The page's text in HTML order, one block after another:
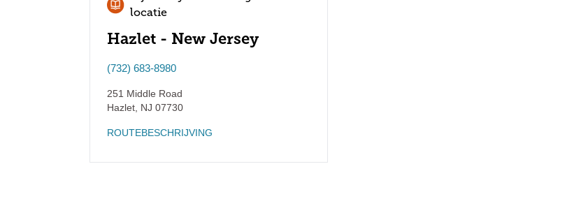
locatie
Hazlet - New Jersey
(732) 683-8980
251 Middle Road
Hazlet NJ 07730
ROUTEBESCHRIJVING